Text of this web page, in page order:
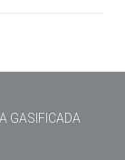
GASIFICADA